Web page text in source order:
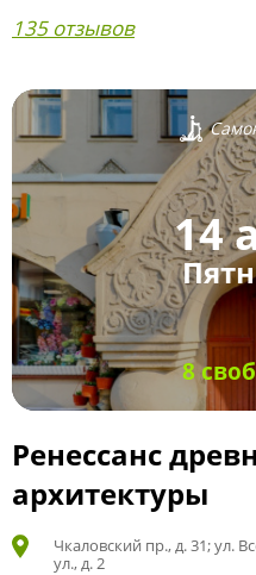
135 отзывов
14
8
Ренессанс
архитектуры
Чкаловский пр., д. 31; ул.
ул., д. 2